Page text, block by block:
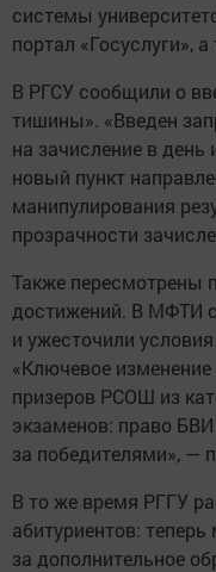
системы
портал «Госуслуги»,
В РГСУ сообщили о
тишины». «Введен
на зачисление в день
новый пункт
манипулирования
прозрачности
Также пересмотрены
достижений. В МФТИ
и ужесточили
«Ключевое
призеров РСОШ из
экзаменов: право БВИ
за победителями», —
В то же время РГГУ
абитуриентов:
за дополнительное